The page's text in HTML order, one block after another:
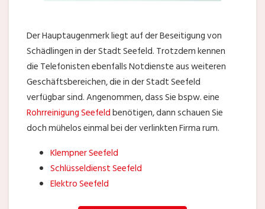
Der Hauptaugenmerk liegt auf der Beseitigung von
Schädlingen in der Stadt Seefeld. Trotzdem kennen
die Telefonisten ebenfalls Notdienste aus weiteren
Geschäftsbereichen, die in der Stadt Seefeld
verfügbar sind. Angenommen, dass Sie bspw. eine
Rohrreinigung Seefeldbenötigen, dann schauen Sie
doch mühelos einmal bei der verlinkten Firma rum.
Klempner Seefeld
Schlüsseldienst Seefeld
Elektro Seefeld